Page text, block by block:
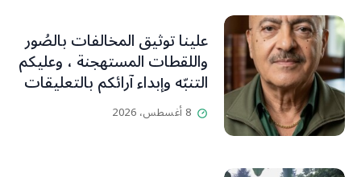
علينا توثيق المخالفات بالصُور
واللقطات المستهجنة ، وعليكم
التنبّه وإبداء آرائكم بالتعليقات
(جورج صبّاغ)
8 أغسطس، 2026